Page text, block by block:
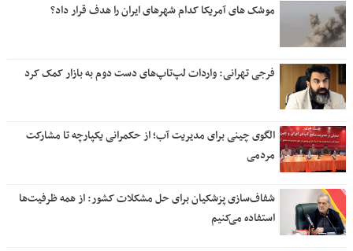
موشک های آمریکا کدام شهرهای ایران را هدف قرار داد؟
فرجی تهرانی: واردات لپ‌تاپ‌های دست دوم به بازار کمک کرد
الگوی چینی برای مدیریت آب؛ از حکمرانی یکپارچه تا مشارکت
مردمی
شفاف‌سازی پزشکیان برای حل مشکلات کشور: از همه ظرفیت‌ها
استفاده می‌کنیم